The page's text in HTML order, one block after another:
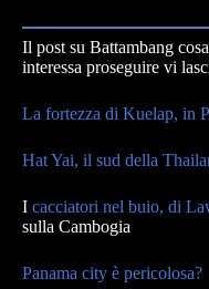
Il post su Battambang
interessa proseguire vi
La fortezza di Kuelap, in
Hat Yai, il sud della
I cacciatori nel buio, di
sulla Cambogia
Panama city è pericolosa?